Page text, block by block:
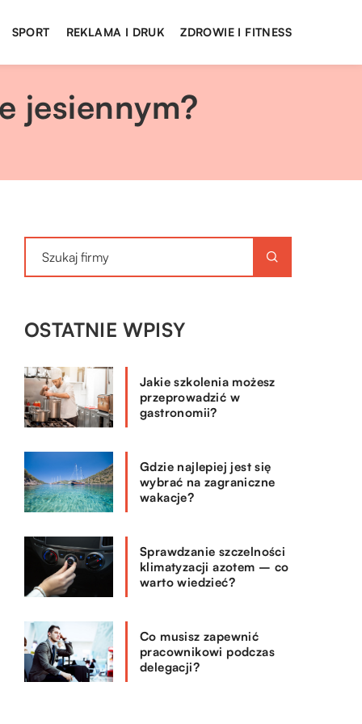
SPORT REKLAMA I DRUK ZDROWIE I FITNESS
jesiennym?
OSTATNIE WPISY
Jakie szkolenia możesz
przeprowadzić w
gastronomii?
Gdzie najlepiej jest się
wybrać na zagraniczne
wakacje?
Sprawdzanie szczelności
klimatyzacji azotem – co
warto wiedzieć?
Co musisz zapewnić
pracownikowi podczas
delegacji?